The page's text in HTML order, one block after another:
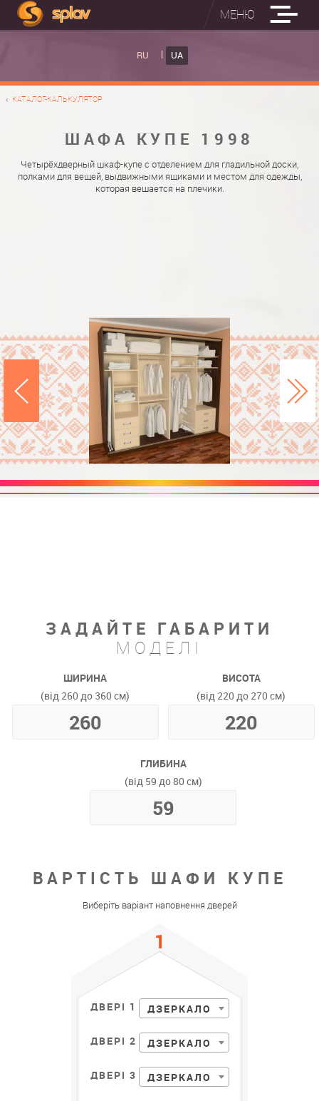
МЕНЮ
RU UA
КАТАЛОГ-КАЛЬКУЛЯТОР
ШАФА КУПЕ 1998
Четырёхдверный шкаф-купе с отделением для гладильной доски,
полками для вещей, выдвижными ящиками и местом для одежды,
которая вешается на плечики.
ЗАДАЙТЕ ГАБАРИТИ
МОДЕЛІ
ШИРИНА
(від 260 до 360 см)
ВИСОТА
(від 220 до 270 см)
ГЛИБИНА
(від 59 до 80 см)
ВАРТІСТЬ ШАФИ КУПЕ
Виберіть варіант наповнення дверей
ДВЕРІ 1 ДЗЕРКАЛО
ДВЕРІ 2 ДЗЕРКАЛО
ДВЕРІ 3 ДЗЕРКАЛО
ВБУДОВАНІ ПРАСУВАЛЬНІ ДОШКИ
НАСТІННА ПРАСУВАЛЬНА ДОШКА "РУСАЛКА"
ФОТО ШАФ КУПЕ
МАТЕРІАЛИ
ФУРНІТУРА
КАТАЛОГИ ДВЕРЕЙ
ПРО НАС
КОНТАКТИ